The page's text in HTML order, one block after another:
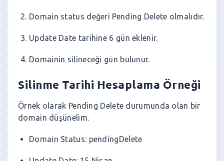
Domain status değeri Pending Delete olmalıdır.
Update Date tarihine 6 gün eklenir.
Domainin silineceği gün bulunur.
Silinme Tarihi Hesaplama Örneği
Örnek olarak Pending Delete durumunda olan bir
domain düşünelim.
Domain Status: pendingDelete